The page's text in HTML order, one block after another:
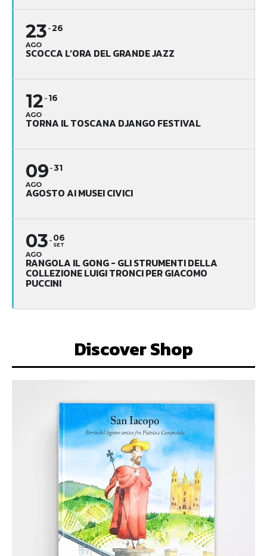
23
AGO
26
SCOCCA L’ORA DEL GRANDE JAZZ
12
AGO
16
TORNA IL TOSCANA DJANGO FESTIVAL
09
AGO
31
AGOSTO AI MUSEI CIVICI
03
AGO
06
SET
RANGOLA IL GONG - GLI STRUMENTI DELLA
COLLEZIONE LUIGI TRONCI PER GIACOMO
PUCCINI
Discover Shop